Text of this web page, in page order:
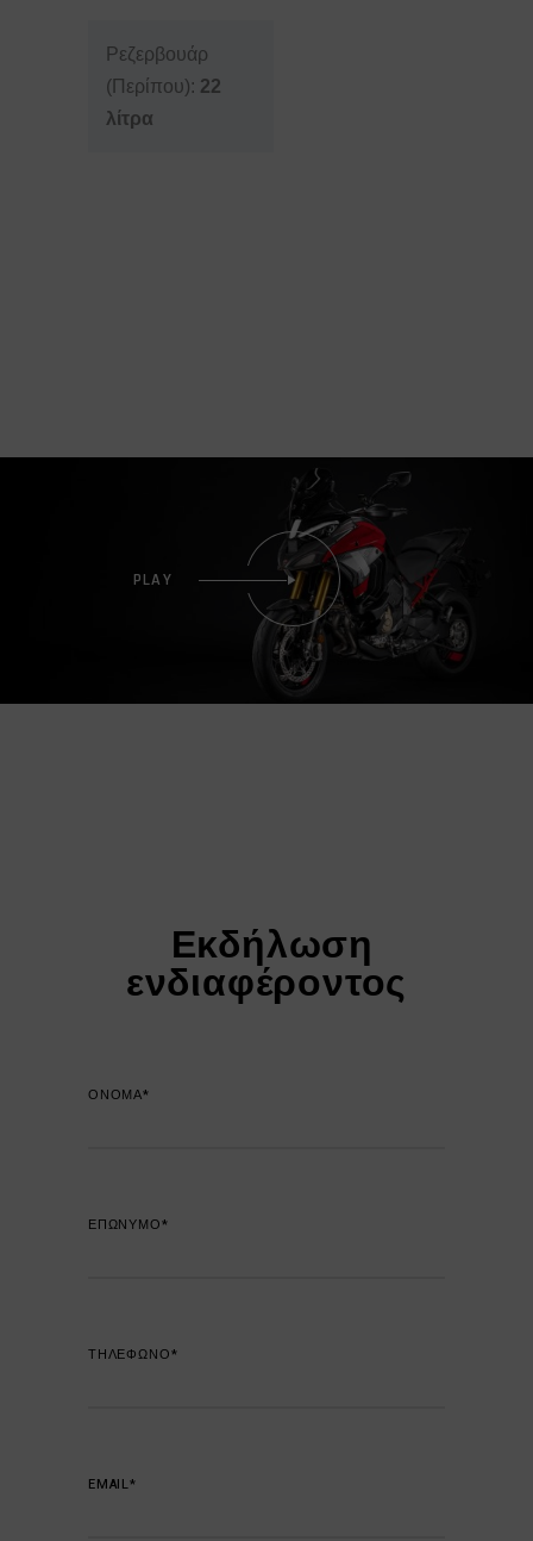
Ρεζερβουάρ
(Περίπου): 22
λίτρα
PLAY
Εκδήλωση
ενδιαφέροντος
ΟΝΟΜΑ*
ΕΠΩΝΥΜΟ*
ΤΗΛΕΦΩΝΟ*
EMAIL*